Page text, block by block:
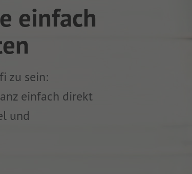
einfach
zu sein:
einfach direkt
und